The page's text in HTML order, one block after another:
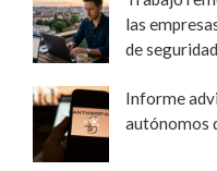
las
de seguridad
Informe
autónomos